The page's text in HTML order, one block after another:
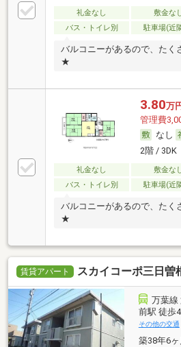
礼金なし 敷金な
バス・トイレ別
駐車場(近
バルコニーがあるので、たく
★
3.80万
管理費
なし
2階 / 3DK
礼金なし 敷金な
バス・トイレ別
駐車場(近
バルコニーがあるので、たく
★
賃貸アパート スカイコーポ三日曽
万葉線
前駅 徒歩
その他の交通
築38年6